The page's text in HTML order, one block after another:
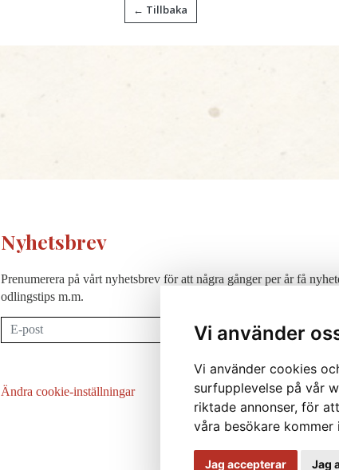
Vi använder
Vi använder cookies
surfupplevelse på vår
riktade annonser, för
våra besökare kommer
Jag accepterar Jag
← Tillbaka
Nyhetsbrev
Prenumerera på vårt nyhetsbrev för att några gånger per år få
odlingstips m.m.
Prenumerera
Ändra cookie-inställningar